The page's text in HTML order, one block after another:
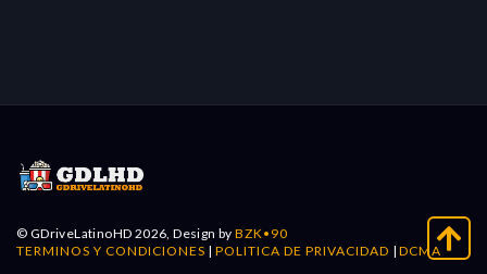
© GDriveLatinoHD 2026, Design byBZK•90
TERMINOS Y CONDICIONES |POLITICA DE PRIVACIDAD |DCMA